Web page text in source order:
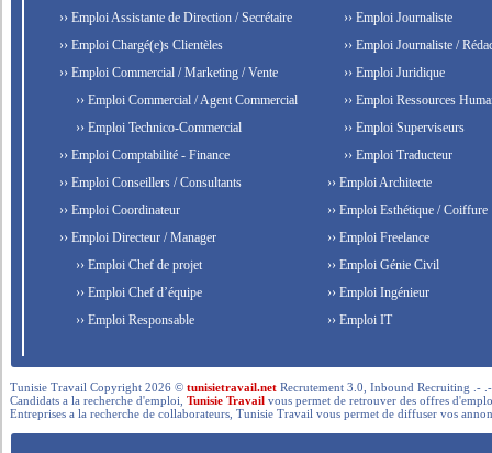
›› Emploi Assistante de Direction / Secrétaire
›› Emploi Chargé(e)s Clientèles
›› Emploi Commercial / Marketing / Vente
›› Emploi Commercial / Agent Commercial
›› Emploi Technico-Commercial
›› Emploi Comptabilité - Finance
›› Emploi Conseillers / Consultants
›› Emploi Coordinateur
›› Emploi Directeur / Manager
›› Emploi Chef de projet
›› Emploi Chef d’équipe
›› Emploi Responsable
›› Emploi Journaliste
›› Emploi Journaliste /
›› Emploi Juridique
›› Emploi Ressources
›› Emploi Superviseurs
›› Emploi Traducteur
›› Emploi Architecte
›› Emploi Esthétique / Coiffure
›› Emploi Freelance
›› Emploi Génie Civil
›› Emploi Ingénieur
›› Emploi IT
Tunisie Travail Copyright 2026 ©tunisietravail.net Recrutement 3.0, Inbound Recruiting .-
Candidats a la recherche d'emploi,Tunisie Travail vous permet de retrouver des offres
Entreprises a la recherche de collaborateurs, Tunisie Travail vous permet de diffuser vos